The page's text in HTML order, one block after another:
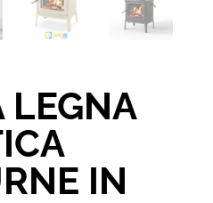
LEGNA
IN